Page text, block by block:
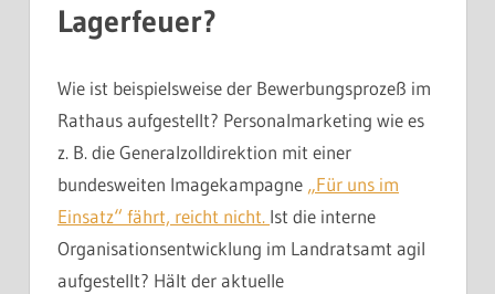
Lagerfeuer?
Wie ist beispielsweise der Bewerbungsprozeß im
Rathaus aufgestellt? Personalmarketing wie es
z. B. die Generalzolldirektion mit einer
bundesweiten Imagekampagne „Für uns im
Einsatz“ fährt, reicht nicht. Ist die interne
Organisationsentwicklung im Landratsamt agil
aufgestellt? Hält der aktuelle